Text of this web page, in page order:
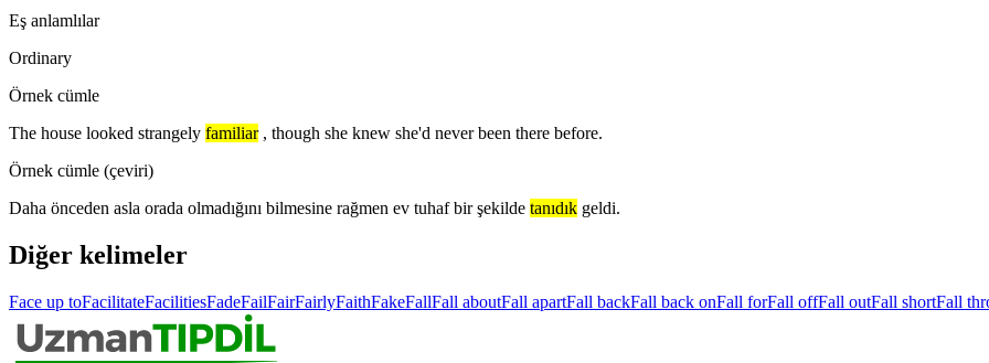
Eş anlamlılar
Ordinary
Örnek cümle
The house looked strangely familiar , though she knew she'd never been there before.
Örnek cümle (çeviri)
Daha önceden asla orada olmadığını bilmesine rağmen ev tuhaf bir şekilde tanıdık geldi.
Diğer kelimeler
Face up toFacilitateFacilitiesFadeFailFairFairlyFaithFakeFallFall aboutFall apartFall backFall back onFall forFall offFall outFall shortFall